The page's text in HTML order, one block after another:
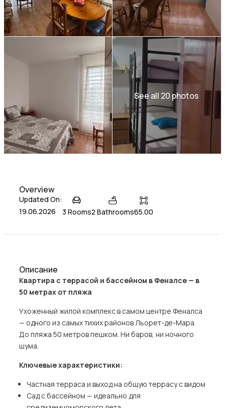
See all 20 photos
Overview
Updated On:
19.06.2026
3 Rooms2 Bathrooms65.00
Описание
Квартира с террасой и бассейном в Феналсе — в
50 метрах от пляжа
Ухоженный жилой комплекс в самом центре Феналса
— одного из самых тихих районов Льорет-де-Мара.
До пляжа 50 метров пешком. Ни баров, ни ночного
шума.
Ключевые характеристики:
Частная терраса и выход на общую террасу с видом
Сад с бассейном — идеально для